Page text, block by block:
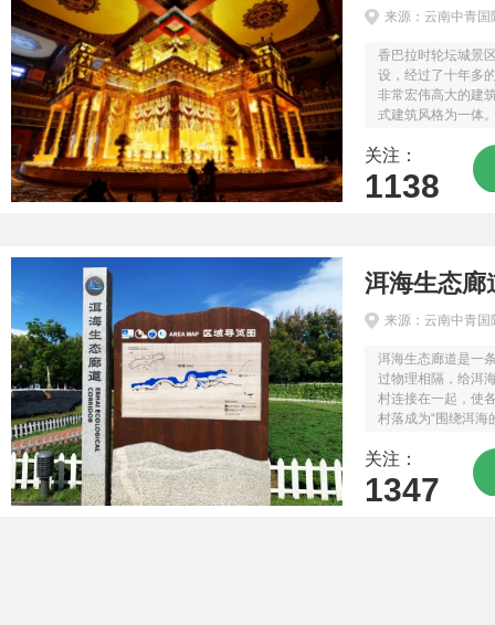
来源：云南中青
香巴拉时轮坛城景
设，经过了十年多
非常宏伟高大的建
式建筑风格为一体
文化博览中心占地
关注：
1138
洱海生态廊
来源：云南中青
洱海生态廊道是一
过物理相隔，给洱
村连接在一起，使
村落成为“围绕洱海
徐展开。...
关注：
1347